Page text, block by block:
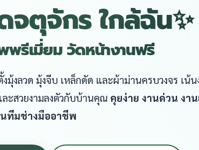
จตุจักร ใกล้ฉัน✨
รีเมี่ยม วัดหน้างานฟรี
มุ้งลวด มุ้งจีบ เหล็กดัด และผ้าม่านครบวงจร เน้น
สวยงามลงตัวกับบ้านคุณ คุยง่าย งานด่วน งาน
ทีมช่างมืออาชีพ